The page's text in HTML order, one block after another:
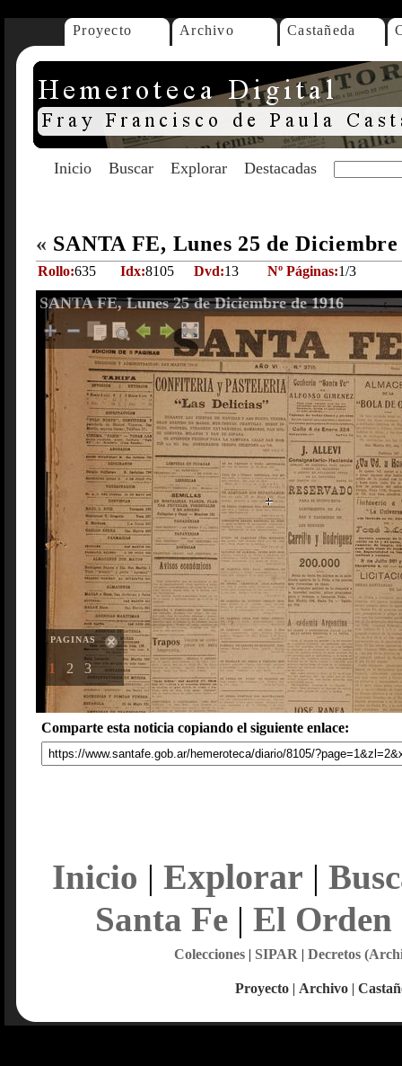
Proyecto Archivo Castañeda
Inicio Buscar Explorar Destacadas
« SANTA FE, Lunes 25 de
Rollo:635 Idx:8105 Dvd:13 Nº Páginas:1/3
SANTA FE, Lunes 25 de Diciembre de 1916
PAGINAS
1 2 3
Comparte esta noticia copiando el siguiente enlace:
Inicio | Explorar |
Santa Fe| El Orden
Colecciones| SIPAR | Decretos
Proyecto | Archivo |